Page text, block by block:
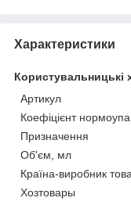
Характеристики
Користувальницькі
Артикул
Коефіцієнт
Призначення
Об'єм, мл
Країна-виробник
Хозтовары